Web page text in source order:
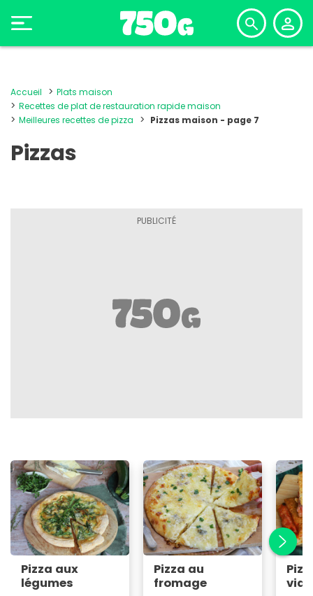
Accueil
Plats maison
Recettes de plat de restauration rapide maison
Meilleures recettes de pizza
Pizzas maison - page 7
Pizzas
Pizza aux
légumes
Pizza au
fromage